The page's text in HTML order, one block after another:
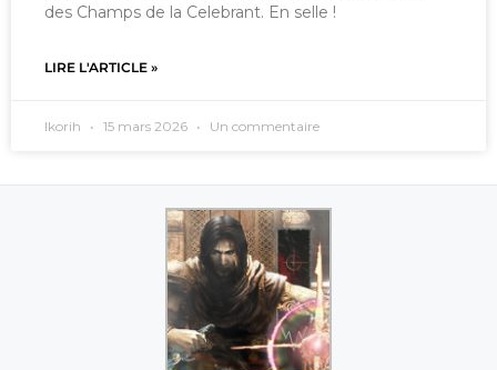
des Champs de la Celebrant. En selle !
LIRE L'ARTICLE »
Ikorih 15 mars 2026 Un commentaire